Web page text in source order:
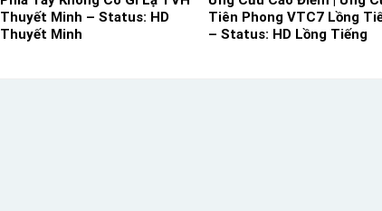
Thuyết Minh – Status: HD
Thuyết Minh
Tiên Phong VTC7 Lồng
– Status: HD Lồng Tiếng